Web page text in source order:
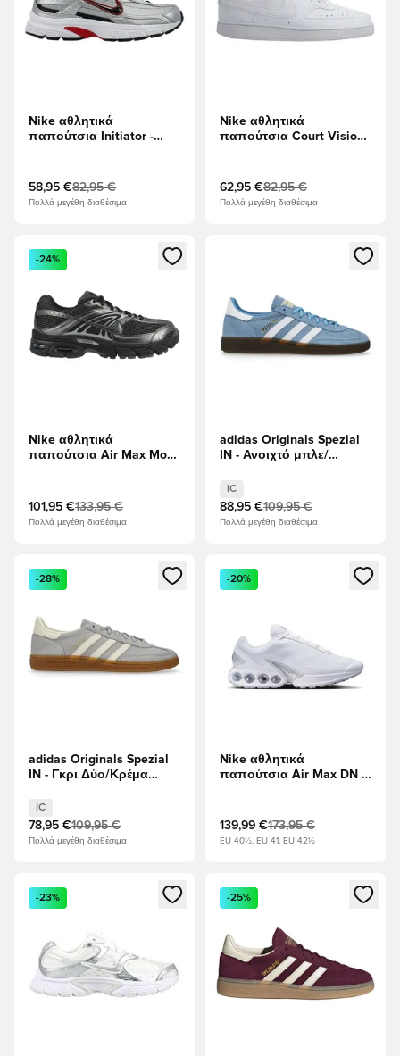
Nike αθλητικά
παπούτσια Initiator -
58,95 €82,95 €
Πολλά μεγέθη διαθέσιμα
Nike αθλητικά
παπούτσια Court Vision
62,95 €82,95 €
Πολλά μεγέθη διαθέσιμα
Ανοίγει ένα Modal για να συνδεθείτε ή να εγγραφείτε ως
-24%
Nike αθλητικά
παπούτσια Air Max Moto
Σκούρο Γκρι
101,95 €133,95 €
Πολλά μεγέθη διαθέσιμα
Ανοίγει ένα Modal για να
adidas Originals Spezial
IN - Ανοιχτό μπλε/
IC
88,95 €109,95 €
Πολλά μεγέθη διαθέσιμα
Ανοίγει ένα Modal για να συνδεθείτε ή να εγγραφείτε ως
-28%
adidas Originals Spezial
IN - Γκρι Δύο/Κρέμα
IC
78,95 €109,95 €
Πολλά μεγέθη διαθέσιμα
Ανοίγει ένα Modal για να
-20%
Nike αθλητικά
παπούτσια Air Max DN -
139,99 €173,95 €
EU 40½, EU 41, EU 42½
Ανοίγει ένα Modal για να συνδεθείτε ή να εγγραφείτε ως
-23%
Ανοίγει ένα Modal για να
-25%